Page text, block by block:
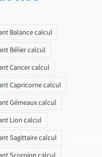
Balance calcul
Bélier calcul
Cancer calcul
Capricorne calcul
Gémeaux calcul
Lion calcul
Sagittaire calcul
Scorpion calcul